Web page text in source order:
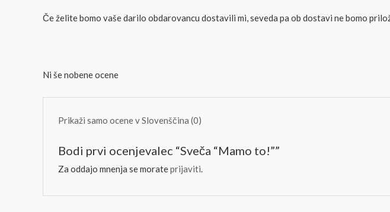
Če želite bomo vaše darilo obdarovancu dostavili mi, seveda pa ob dostavi ne bomo
Ni še nobene ocene
Prikaži samo ocene v Slovenščina (0)
Bodi prvi ocenjevalec “Sveča “Mamo to!””
Za oddajo mnenja se morateprijaviti.